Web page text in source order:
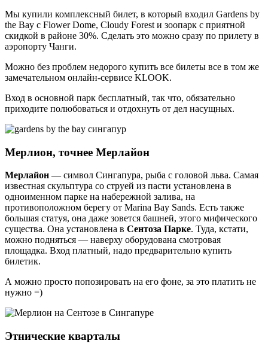
Мы купили комплексный билет, в который входил Gardens by
the Bay c Flower Dome, Cloudy Forest и зоопарк с приятной
скидкой в районе 30%. Сделать это можно сразу по прилету в
аэропорту Чанги.
Можно без проблем недорого купить все билеты все в том же
замечательном онлайн-сервисе KLOOK.
Вход в основной парк бесплатный, так что, обязательно
приходите полюбоваться и отдохнуть от дел насущных.
Мерлион, точнее Мерлайон
Мерлайон — символ Сингапура, рыба с головой льва. Самая
известная скульптура со струей из пасти установлена в
одноименном парке на набережной залива, на
противоположном берегу от Marina Bay Sands. Есть также
большая статуя, она даже зовется башней, этого мифического
существа. Она установлена в Сентоза Парке. Туда, кстати,
можно подняться — наверху оборудована смотровая
площадка. Вход платный, надо предварительно купить
билетик.
А можно просто попозировать на его фоне, за это платить не
нужно =)
Этнические кварталы